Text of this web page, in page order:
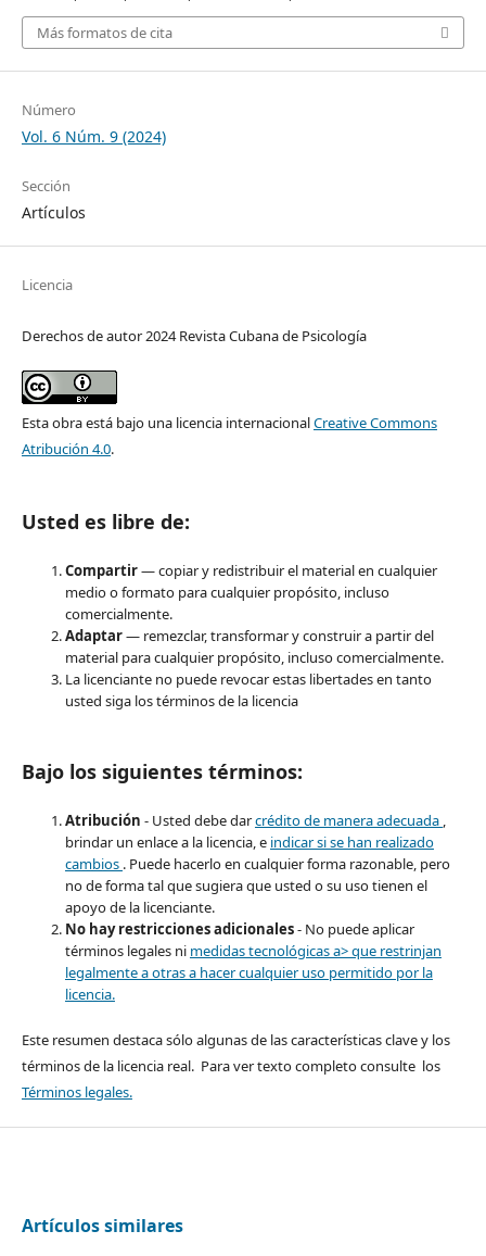
Más formatos de cita
Número
Vol. 6 Núm. 9 (2024)
Sección
Artículos
Licencia
Derechos de autor 2024 Revista Cubana de Psicología
Esta obra está bajo una licencia internacionalCreative Commons
Atribución 4.0.
Usted es libre de:
Compartir— copiar y redistribuir el material en cualquier
medio o formato para cualquier propósito, incluso
comercialmente.
Adaptar— remezclar, transformar y construir a partir del
material para cualquier propósito, incluso comercialmente.
La licenciante no puede revocar estas libertades en tanto
usted siga los términos de la licencia
Bajo los siguientes términos:
Atribución - Usted debe darcrédito de manera adecuada ,
brindar un enlace a la licencia, e indicar si se han realizado
cambios . Puede hacerlo en cualquier forma razonable, pero
no de forma tal que sugiera que usted o su uso tienen el
apoyo de la licenciante.
No hay restricciones adicionales- No puede aplicar
términos legales ni medidas tecnológicas a> que restrinjan
legalmente a otras a hacer cualquier uso permitido por la
licencia.
Este resumen destaca sólo algunas de las características clave y los
términos de la licencia real. Para ver texto completo consulte los
Términos legales.
Artículos similares